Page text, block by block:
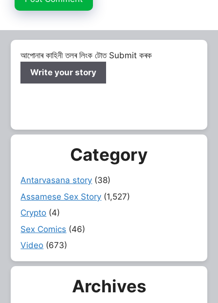
আপোনাৰ কাহিনী তলৰ লিংক টোত Submit কৰক
Write your story
Category
Antarvasana story (38)
Assamese Sex Story (1,527)
Crypto (4)
Sex Comics (46)
Video (673)
Archives